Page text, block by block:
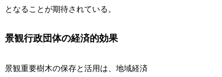
となることが期待されている。
景観行政団体の経済的効果
景観重要樹木の保存と活用は、地域経済